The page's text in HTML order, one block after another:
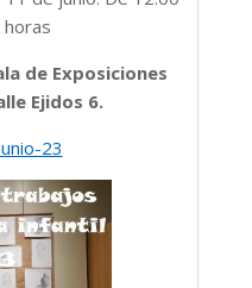
horas
de Exposiciones
Ejidos 6.
23